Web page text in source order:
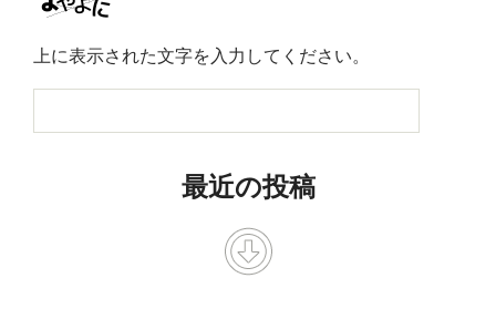
上に表示された文字を入力してください。
最近の投稿